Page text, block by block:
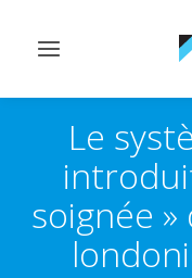
Afficher/masquer
Le
soignée »